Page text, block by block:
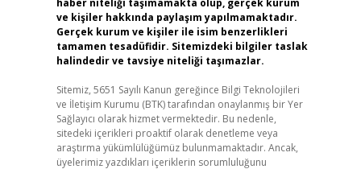
haber niteliği taşımamakta olup, gerçek kurum
ve kişiler hakkında paylaşım yapılmamaktadır.
Gerçek kurum ve kişiler ile isim benzerlikleri
tamamen tesadüfidir. Sitemizdeki bilgiler taslak
halindedir ve tavsiye niteliği taşımazlar.
Sitemiz, 5651 Sayılı Kanun gereğince Bilgi Teknolojileri
ve İletişim Kurumu (BTK) tarafından onaylanmış bir Yer
Sağlayıcı olarak hizmet vermektedir. Bu nedenle,
sitedeki içerikleri proaktif olarak denetleme veya
araştırma yükümlülüğümüz bulunmamaktadır. Ancak,
üyelerimiz yazdıkları içeriklerin sorumluluğunu